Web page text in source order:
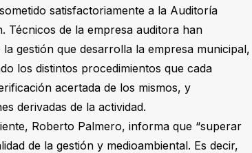
satisfactoriamente a la Auditoría
Técnicos de la empresa auditora han
gestión que desarrolla la empresa municipal,
los distintos procedimientos que cada
acertada de los mismos, y
derivadas de la actividad.
Roberto Palmero, informa que “superar
de la gestión y medioambiental. Es decir,